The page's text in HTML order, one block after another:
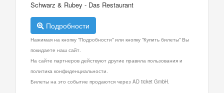
Schwarz & Rubey - Das Restaurant
Подробности
Нажимая на кнопку "Подробности" или кнопку "Купить билеты" Вы
покидаете наш сайт.
На сайте партнеров действуют другие правила пользования и
политика конфиденциальности.
Билеты на это событие продаются через AD ticket GmbH.